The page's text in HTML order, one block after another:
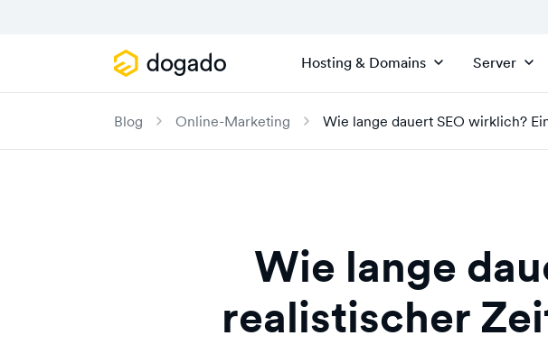
Hosting & Domains Server
Blog Online-Marketing Wie lange dauert SEO wirklich?
Wie lange
realistischer